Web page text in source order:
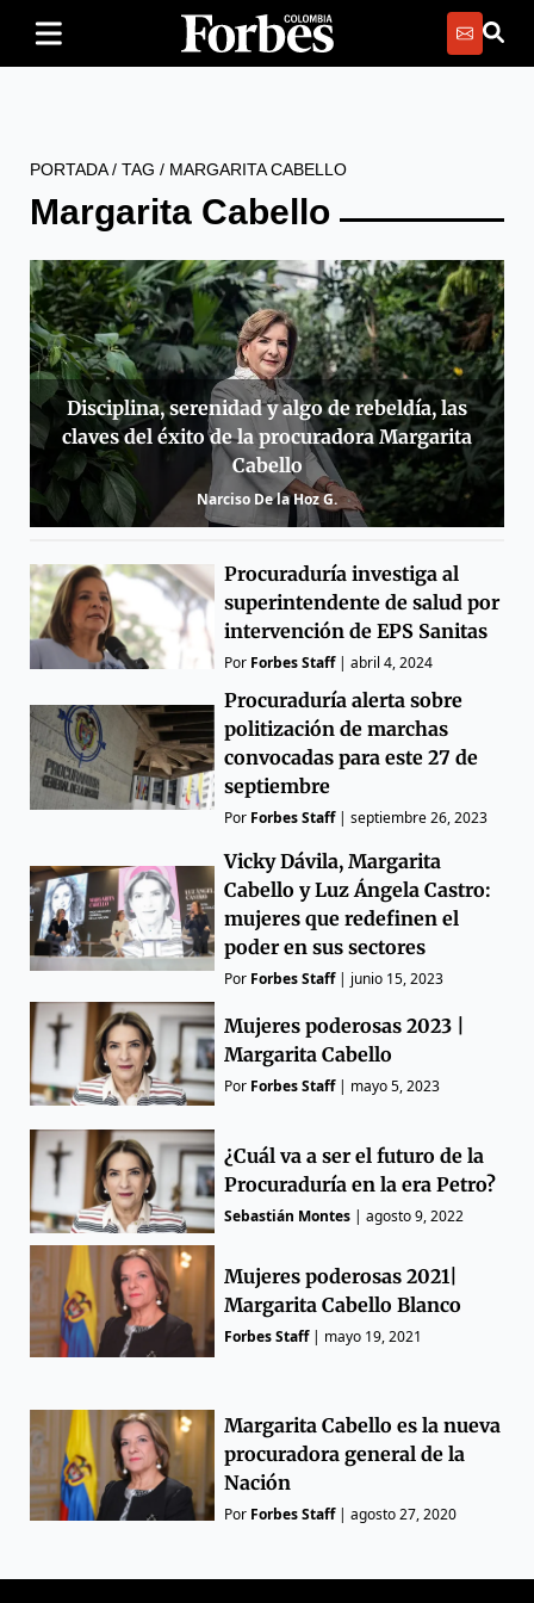
PORTADA/ TAG / MARGARITA CABELLO
Margarita Cabello
Disciplina, serenidad y algo de rebeldía, las
claves del éxito de la procuradora Margarita
Cabello
Narciso De la Hoz G.
Procuraduría investiga al
superintendente de salud por
intervención de EPS Sanitas
Por Forbes Staff|abril 4, 2024
Procuraduría alerta sobre
politización de marchas
convocadas para este 27 de
septiembre
Por Forbes Staff|septiembre 26, 2023
Vicky Dávila, Margarita
Cabello y Luz Ángela Castro:
mujeres que redefinen el
poder en sus sectores
Por Forbes Staff| junio 15, 2023
Mujeres poderosas 2023 |
Margarita Cabello
Por Forbes Staff| mayo 5, 2023
¿Cuál va a ser el futuro de la
Procuraduría en la era Petro?
Sebastián Montes |agosto 9, 2022
Mujeres poderosas 2021|
Margarita Cabello Blanco
Forbes Staff| mayo 19, 2021
Margarita Cabello es la nueva
procuradora general de la
Nación
Por Forbes Staff|agosto 27, 2020